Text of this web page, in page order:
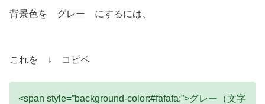
背景色を グレー にするには、
これを ↓ コピペ
<span style=”background-color:#fafafa;”>グレー（文字